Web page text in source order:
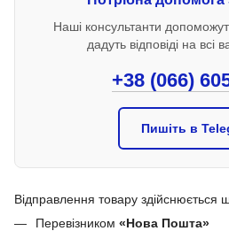
Наші консультанти
дадуть відповіді на всі
+38 (066)
Пишіть в
Відправлення товару здійснюється
Перевізником «Нова Пошта»